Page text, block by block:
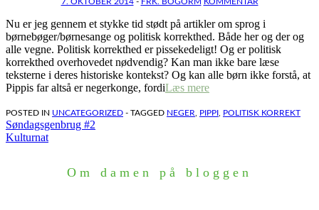
Nu er jeg gennem et stykke tid stødt på artikler om sprog i
børnebøger/børnesange og politisk korrekthed. Både her og der og
alle vegne. Politisk korrekthed er pissekedeligt! Og er politisk
korrekthed overhovedet nødvendig? Kan man ikke bare læse
teksterne i deres historiske kontekst? Og kan alle børn ikke forstå, at
Pippis far altså er negerkonge, fordiLæs mere
POSTED IN UNCATEGORIZED - TAGGED NEGER PIPPI POLITISK KORREKT
Indlægsnavigation
Søndagsgenbrug #2
Kulturnat
Om damen på bloggen